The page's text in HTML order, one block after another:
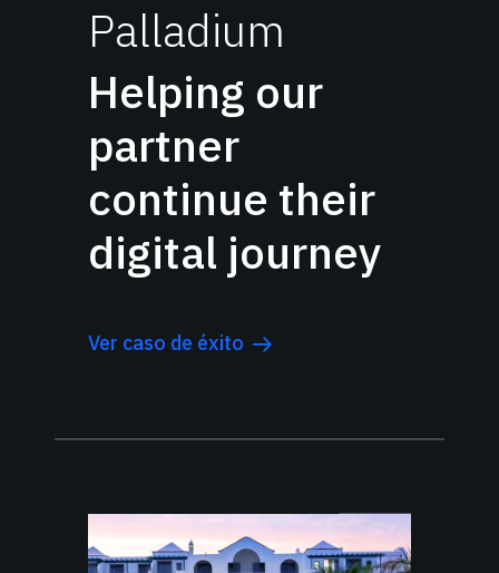
Palladium
Helping our
partner
continue their
digital journey
Ver caso de éxito